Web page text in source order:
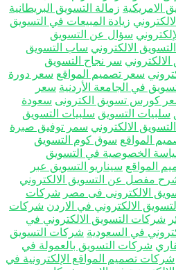
زمالة التسويق البريطانية
زيادة المبيعات في التسويق
سؤال عن التسويق
الالكتروني ساب التسويق
سر نجاح التسويق
سعر تصميم المواقع سعر دورة
في الجامعة الأردنية سعر
تسويق الكترونى سعودة
التسويق سلبيات التسويق
الالكتروني سمر توفيق صبرة
المواقع سوق كوم التسويق
الخصوصية في التسويق
سيناريو التسويق عبر
عن التسويق الالكتروني
الالكترونى فى مصر شركات
الالكتروني في الاردن شركات
التسويق الالكتروني في
في السعودية شركات التسويق
شركات التسويق بالعمولة في
تصميم المواقع الإلكترونية في